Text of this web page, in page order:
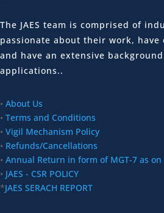
The JAES team is comprised of
passionate about their work,
and have an extensive
applications..
• About Us
• Terms and Conditions
• Vigil Mechanism Policy
• Refunds/Cancellations
• Annual Return in form of MGT-7 as
• JAES - CSR POLICY
*JAES SERACH REPORT